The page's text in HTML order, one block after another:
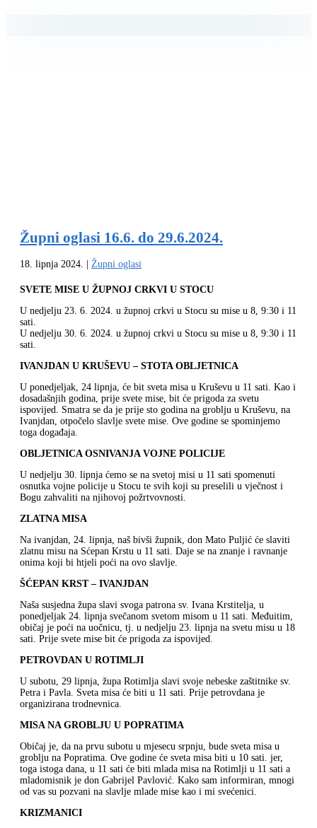
Župni oglasi 16.6. do 29.6.2024.
18. lipnja 2024. Župni oglasi
SVETE MISE U ŽUPNOJ CRKVI U STOCU
U nedjelju 23. 6. 2024. u župnoj crkvi u Stocu su mise u 8, 9:30 i 11
sati.
U nedjelju 30. 6. 2024. u župnoj crkvi u Stocu su mise u 8, 9:30 i 11
sati.
IVANJDAN U KRUŠEVU – STOTA OBLJETNICA
U ponedjeljak, 24 lipnja, će bit sveta misa u Kruševu u 11 sati. Kao i
dosadašnjih godina, prije svete mise, bit će prigoda za svetu
ispovijed. Smatra se da je prije sto godina na groblju u Kruševu, na
Ivanjdan, otpočelo slavlje svete mise. Ove godine se spominjemo
toga događaja.
OBLJETNICA OSNIVANJA VOJNE POLICIJE
U nedjelju 30. lipnja ćemo se na svetoj misi u 11 sati spomenuti
osnutka vojne policije u Stocu te svih koji su preselili u vječnost i
Bogu zahvaliti na njihovoj požrtvovnosti.
ZLATNA MISA
Na ivanjdan, 24. lipnja, naš bivši župnik, don Mato Puljić će slaviti
zlatnu misu na Sćepan Krstu u 11 sati. Daje se na znanje i ravnanje
onima koji bi htjeli poći na ovo slavlje.
ŠĆEPAN KRST – IVANJDAN
Naša susjedna župa slavi svoga patrona sv. Ivana Krstitelja, u
ponedjeljak 24. lipnja svečanom svetom misom u 11 sati. Međuitim,
običaj je poći na uočnicu, tj. u nedjelju 23. lipnja na svetu misu u 18
sati. Prije svete mise bit će prigoda za ispovijed.
PETROVDAN U ROTIMLJI
U subotu, 29 lipnja, župa Rotimlja slavi svoje nebeske zaštitnike sv.
Petra i Pavla. Sveta misa će biti u 11 sati. Prije petrovdana je
organizirana trodnevnica.
MISA NA GROBLJU U POPRATIMA
Običaj je, da na prvu subotu u mjesecu srpnju, bude sveta misa u
groblju na Popratima. Ove godine će sveta misa biti u 10 sati. jer,
toga istoga dana, u 11 sati će biti mlada misa na Rotimlji u 11 sati a
mladomisnik je don Gabrijel Pavlović. Kako sam informiran, mnogi
od vas su pozvani na slavlje mlade mise kao i mi svećenici.
KRIZMANICI